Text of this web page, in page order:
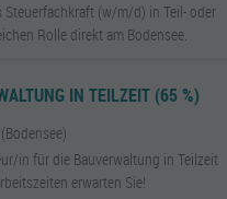
Steuerfachkraft (w/m/d) in Teil- oder
Rolle direkt am Bodensee.
IN TEILZEIT (65 %)
in für die Bauverwaltung in Teilzeit
erwarten Sie!